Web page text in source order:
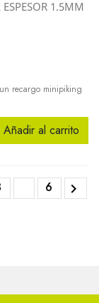
1.5MM
recargo minipiking
Añadir al carrito
6 